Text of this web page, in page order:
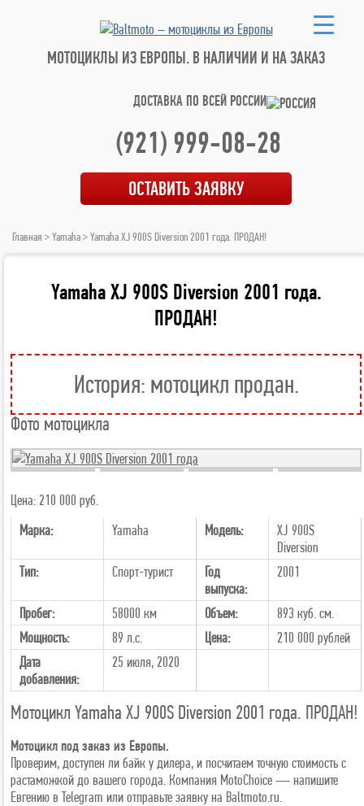
МОТОЦИКЛЫ ИЗ ЕВРОПЫ. В НАЛИЧИИ И НА ЗАКАЗ
ДОСТАВКА ПО ВСЕЙ РОССИИ
(921) 999-08-28
ОСТАВИТЬ ЗАЯВКУ
Главная >Yamaha> Yamaha XJ 900S Diversion 2001 года. ПРОДАН!
Yamaha XJ 900S Diversion 2001 года.
ПРОДАН!
История: мотоцикл продан.
Фото мотоцикла
+40
Цена: 210 000 руб.
Марка:
Yamaha Модель:
XJ 900S
Diversion
Тип:
Спорт-турист
Год
выпуска:
2001
Пробег: 58000 км Объем:
893 куб. см.
Мощность:
89 л.с. Цена: 210 000 рублей
Дата
добавления:
25 июля, 2020
Мотоцикл Yamaha XJ 900S Diversion 2001 года. ПРОДАН!
Мотоцикл под заказ из Европы.
Проверим, доступен ли байк у дилера, и посчитаем точную стоимость с
растаможкой до вашего города. Компания MotoChoice — напишите
Евгению в Telegram или отправьте заявку на Baltmoto.ru.